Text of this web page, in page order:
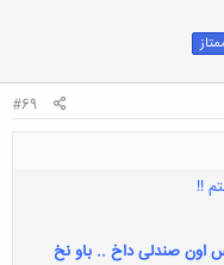
#69
!!
اون صندلی داخ .. باو نخ